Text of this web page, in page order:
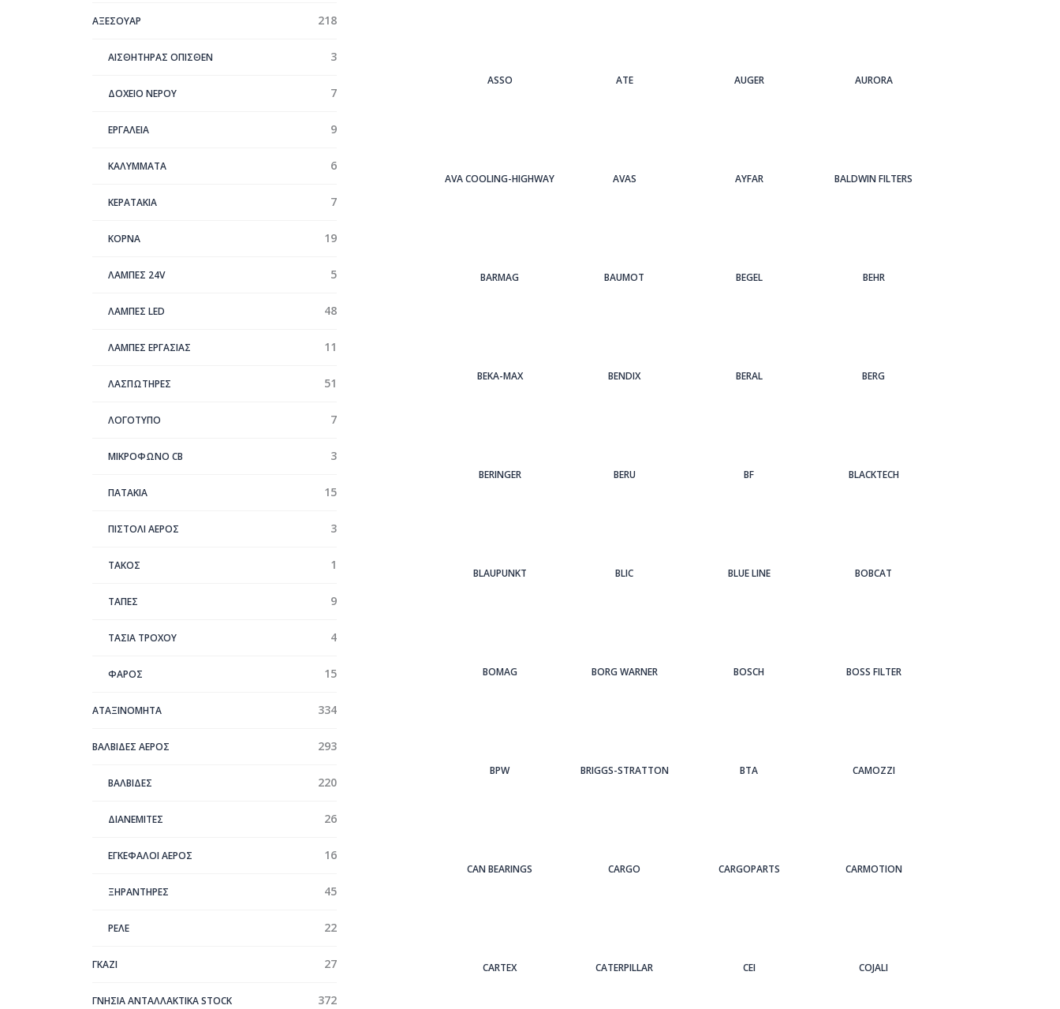
ΑΞΕΣΟΥΑΡ 218
ΑΙΣΘΗΤΗΡΑΣ ΟΠΙΣΘΕΝ 3
ΔΟΧΕΙΟ ΝΕΡΟΥ 7
ΕΡΓΑΛΕΙΑ 9
ΚΑΛΥΜΜΑΤΑ 6
ΚΕΡΑΤΑΚΙΑ 7
ΚΟΡΝΑ 19
ΛΑΜΠΕΣ 24V 5
ΛΑΜΠΕΣ LED 48
ΛΑΜΠΕΣ ΕΡΓΑΣΙΑΣ 11
ΛΑΣΠΩΤΗΡΕΣ 51
ΛΟΓΟΤΥΠΟ 7
ΜΙΚΡΟΦΩΝΟ CB 3
ΠΑΤΑΚΙΑ 15
ΠΙΣΤΟΛΙ ΑΕΡΟΣ 3
ΤΑΚΟΣ 1
ΤΑΠΕΣ 9
ΤΑΣΙΑ ΤΡΟΧΟΥ 4
ΦΑΡΟΣ 15
ΑΤΑΞΙΝΌΜΗΤΑ 334
ΒΑΛΒΙΔΕΣ ΑΕΡΟΣ 293
ΒΑΛΒΙΔΕΣ 220
ΔΙΑΝΕΜΙΤΕΣ 26
ΕΓΚΕΦΑΛΟΙ ΑΕΡΟΣ 16
ΞΗΡΑΝΤΗΡΕΣ 45
ΡΕΛΕ 22
ΓΚΑΖΙ 27
ΓΝΗΣΙΑ ΑΝΤΑΛΛΑΚΤΙΚΑ STOCK 372
ASSO ATE AUGER AURORA
AVA COOLING-HIGHWAY AVAS AYFAR BALDWIN FILTERS
BARMAG BAUMOT BEGEL BEHR
BEKA-MAX BENDIX BERAL BERG
BERINGER BERU BF BLACKTECH
BLAUPUNKT BLIC BLUE LINE BOBCAT
BOMAG BORG WARNER BOSCH BOSS FILTER
BPW BRIGGS-STRATTON BTA CAMOZZI
CAN BEARINGS CARGO CARGOPARTS CARMOTION
CARTEX CATERPILLAR CEI COJALI